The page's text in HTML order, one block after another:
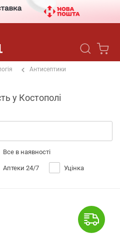
Антисептики
у Костополі
Все в наявності
Аптеки 24/7 Уцінка